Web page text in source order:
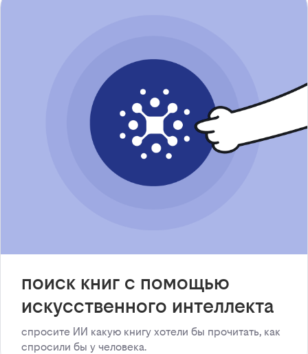
поиск книг с помощью
искусственного интеллекта
спросите ИИ какую книгу хотели бы прочитать, как
спросили бы у человека.